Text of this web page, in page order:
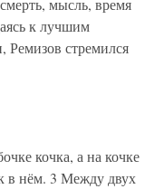
мысль, время
к лучшим
Ремизов стремился
кочка, а на кочке
в нём. 3 Между двух